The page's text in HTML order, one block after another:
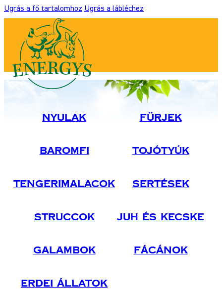
Ugrás a fő tartalomhoz Ugrás a lábléchez
Nyulak Fürjek
Baromfi Tojótyúk
Tengerimalacok Sertések
Struccok Juh És Kecske
Galambok Fácánok
Erdei Állatok